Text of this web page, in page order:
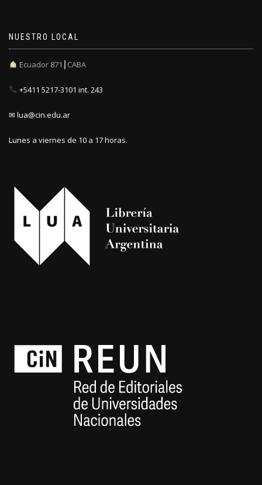
NUESTRO LOCAL
Ecuador 871┃CABA
+5411 5217-3101 int. 243
✉ lua@cin.edu.ar
Lunes a viernes de 10 a 17 horas.